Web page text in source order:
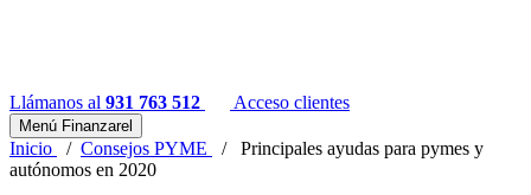
Llámanos al 931 763 512 Acceso clientes
Menú Finanzarel
Inicio / Consejos PYME / Principales ayudas para pymes y
autónomos en 2020